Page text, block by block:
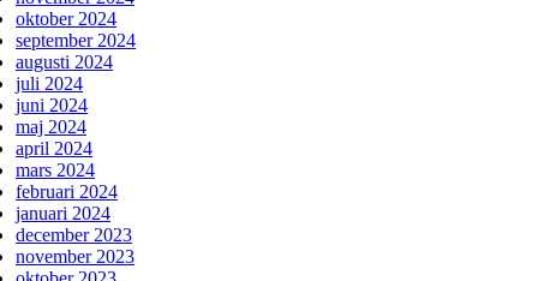
oktober 2024
september 2024
augusti 2024
juli 2024
juni 2024
maj 2024
april 2024
mars 2024
februari 2024
januari 2024
december 2023
november 2023